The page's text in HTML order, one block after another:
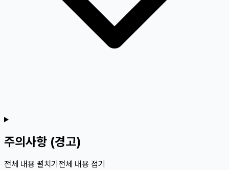
주의사항 (경고)
전체 내용 펼치기 전체 내용 접기